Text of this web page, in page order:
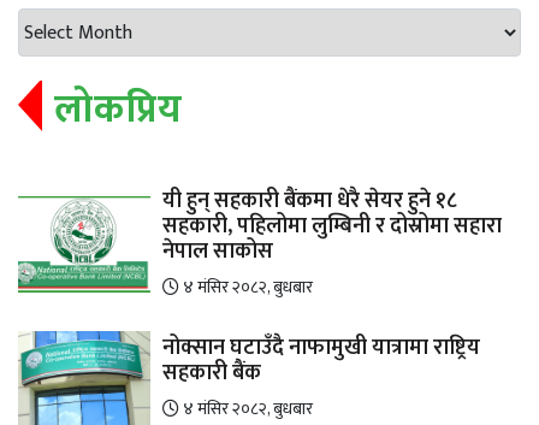
लोकप्रिय
यी हुन् सहकारी बैंकमा धेरै सेयर हुने १८
सहकारी, पहिलोमा लुम्बिनी र दोस्रोमा सहारा
नेपाल साकोस
४ मंसिर २०८२, बुधबार
नोक्सान घटाउँदै नाफामुखी यात्रामा राष्ट्रिय
सहकारी बैंक
४ मंसिर २०८२, बुधबार